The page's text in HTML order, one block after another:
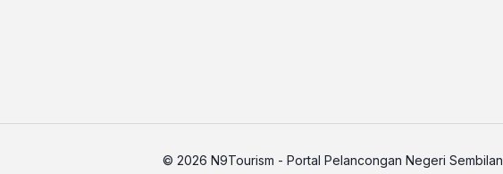
© 2026 N9Tourism - Portal Pelancongan Negeri Sembilan